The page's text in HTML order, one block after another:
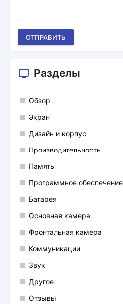
ОТПРАВИТЬ
Разделы
Обзор
Экран
Дизайн и корпус
Производительность
Память
Программное обеспечение
Батарея
Основная камера
Фронтальная камера
Коммуникации
Звук
Другое
Отзывы